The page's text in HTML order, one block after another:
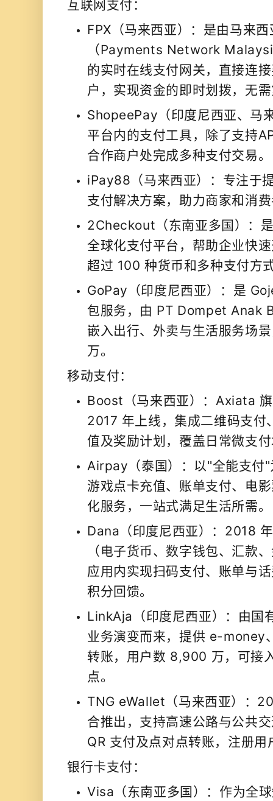
互联网支付：
FPX（马来西亚）：是由马来
（Payments Network
的实时在线支付网关，直接连
户，实现资金的即时划拨，无
ShopeePay（印度尼西亚、马
平台内的支付工具，除了支持
合作商户处完成多种支付交易。
iPay88（马来西亚）：专注于
支付解决方案，助力商家和消
2Checkout（东南亚多国）：
全球化支付平台，帮助企业快
超过 100 种货币和多种支付方
GoPay（印度尼西亚）：是
包服务，由 PT Dompet Anak
嵌入出行、外卖与生活服务场
万。
移动支付：
Boost（马来西亚）：Axiata
2017 年上线，集成二维码支付
值及奖励计划，覆盖日常微支
Airpay（泰国）：以"全能支付
游戏点卡充值、账单支付、电
化服务，一站式满足生活所需。
Dana（印度尼西亚）：2018
（电子货币、数字钱包、汇款
应用内实现扫码支付、账单与
积分回馈。
LinkAja（印度尼西亚）：由国
业务演变而来，提供 e-money
转账，用户数 8,900 万，可接
点。
TNG eWallet（马来西亚）：
合推出，支持高速公路与公共
QR 支付及点对点转账，注册
银行卡支付：
Visa（东南亚多国）：作为全